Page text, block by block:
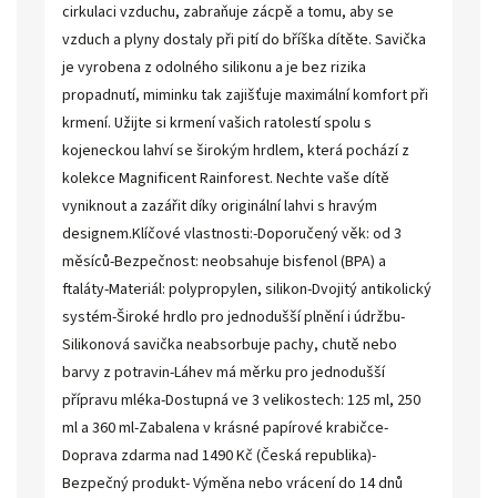
cirkulaci vzduchu, zabraňuje zácpě a tomu, aby se
vzduch a plyny dostaly při pití do bříška dítěte. Savička
je vyrobena z odolného silikonu a je bez rizika
propadnutí, miminku tak zajišťuje maximální komfort při
krmení. Užijte si krmení vašich ratolestí spolu s
kojeneckou lahví se širokým hrdlem, která pochází z
kolekce Magnificent Rainforest. Nechte vaše dítě
vyniknout a zazářit díky originální lahvi s hravým
designem.Klíčové vlastnosti:-Doporučený věk: od 3
měsíců-Bezpečnost: neobsahuje bisfenol (BPA) a
ftaláty-Materiál: polypropylen, silikon-Dvojitý antikolický
systém-Široké hrdlo pro jednodušší plnění i údržbu-
Silikonová savička neabsorbuje pachy, chutě nebo
barvy z potravin-Láhev má měrku pro jednodušší
přípravu mléka-Dostupná ve 3 velikostech: 125 ml, 250
ml a 360 ml-Zabalena v krásné papírové krabičce-
Doprava zdarma nad 1490 Kč (Česká republika)-
Bezpečný produkt- Výměna nebo vrácení do 14 dnů